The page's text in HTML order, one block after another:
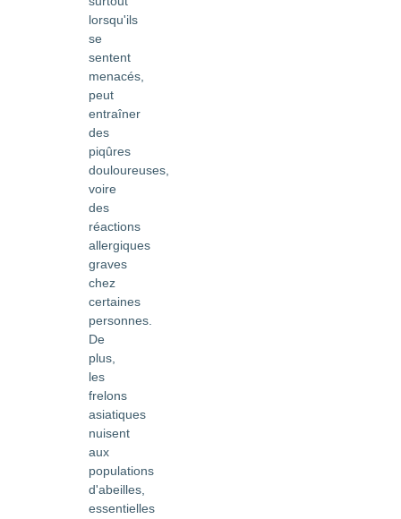
lorsqu'ils
se
sentent
menacés,
peut
entraîner
des
piqûres
douloureuses,
voire
des
réactions
allergiques
graves
chez
certaines
personnes.
De
plus,
les
frelons
asiatiques
nuisent
aux
populations
d'abeilles,
essentielles